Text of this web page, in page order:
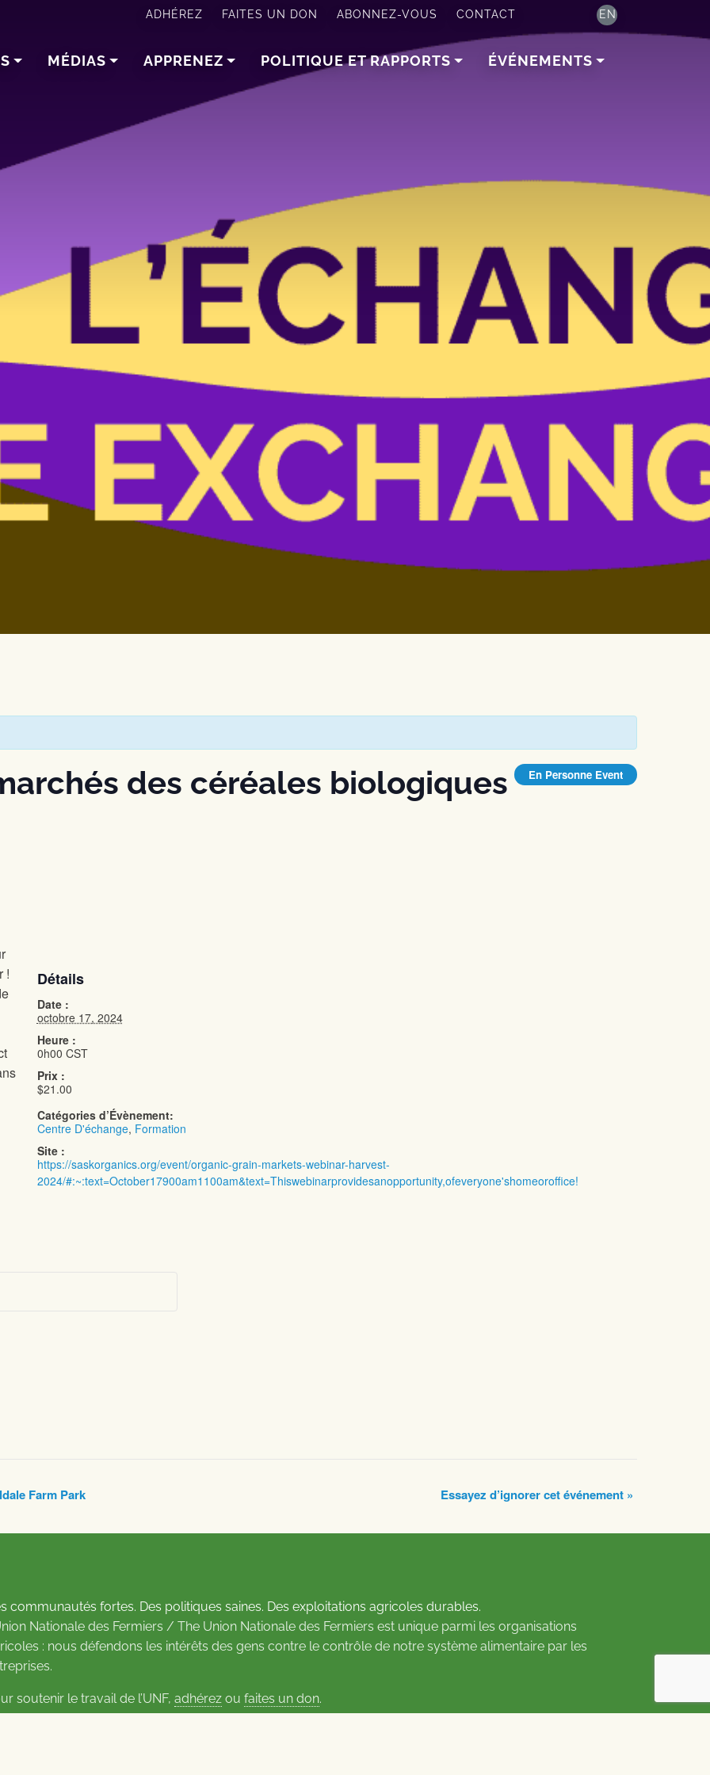
ADHÉREZ FAITES UN DON ABONNEZ-VOUS CONTACT EN
MÉDIAS APPRENEZ POLITIQUE ET RAPPORTS ÉVÉNEMENTS
des céréales biologiques
En Personne Event
!
Détails
Date :
octobre 17, 2024
Heure :
0h00 CST
Prix :
$21.00
Catégories d’Évènement:
Centre D'échange, Formation
Site :
https://saskorganics.org/event/organic-grain-markets-webinar-harvest-
2024/#:~:text=October17900am1100am&text=Thiswebinarprovidesanopportunity,ofeveryone'shomeoroffice!
Farm Park Essayez d’ignorer cet événement »
communautés fortes. Des politiques saines. Des exploitations agricoles durables.
Nationale des Fermiers / The Union Nationale des Fermiers est unique parmi les organisations
: nous défendons les intérêts des gens contre le contrôle de notre système alimentaire par les
soutenir le travail de l’UNF, adhérez ou faites un don.